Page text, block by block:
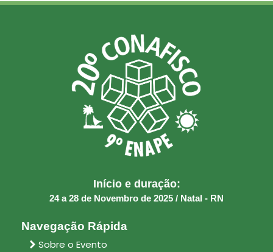
Início e duração:
24 a 28 de Novembro de 2025 / Natal - RN
Navegação Rápida
Sobre o Evento